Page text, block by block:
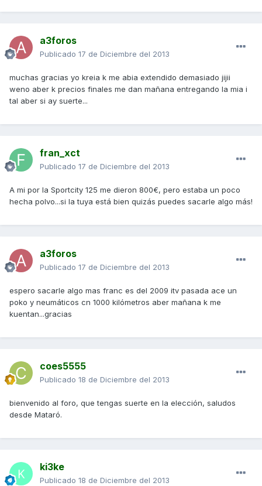
a3foros
Publicado 17 de Diciembre del 2013
muchas gracias yo kreia k me abia extendido demasiado jijii
weno aber k precios finales me dan mañana entregando la mia i
tal aber si ay suerte...
fran_xct
Publicado 17 de Diciembre del 2013
A mi por la Sportcity 125 me dieron 800€, pero estaba un poco
hecha polvo...si la tuya está bien quizás puedes sacarle algo más!
a3foros
Publicado 17 de Diciembre del 2013
espero sacarle algo mas franc es del 2009 itv pasada ace un
poko y neumáticos cn 1000 kilómetros aber mañana k me
kuentan...gracias
coes5555
Publicado 18 de Diciembre del 2013
bienvenido al foro, que tengas suerte en la elección, saludos
desde Mataró.
ki3ke
Publicado 18 de Diciembre del 2013